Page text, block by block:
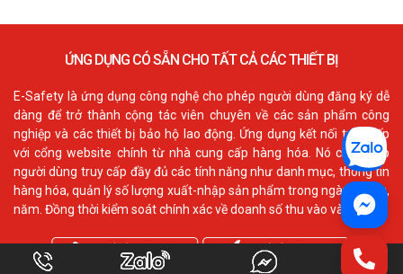
ỨNG DỤNG CÓ SẴN CHO TẤT CẢ CÁC THIẾT BỊ
E-Safety là ứng dụng công nghệ cho phép người dùng đăng ký dễ
dàng để trở thành cộng tác viên chuyên về các sản phẩm công
nghiệp và các thiết bị bảo hộ lao động. Ứng dụng kết nối trực tiếp
với cổng website chính từ nhà cung cấp hàng hóa. Nó cho phép
người dùng truy cấp đầy đủ các tính năng như danh mục, thông tin
hàng hóa, quản lý số lượng xuất-nhập sản phẩm trong ngày, tháng,
năm. Đồng thời kiểm soát chính xác về doanh số thu vào và ra.